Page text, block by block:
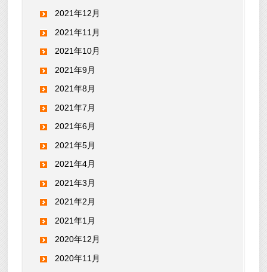
2021年12月
2021年11月
2021年10月
2021年9月
2021年8月
2021年7月
2021年6月
2021年5月
2021年4月
2021年3月
2021年2月
2021年1月
2020年12月
2020年11月